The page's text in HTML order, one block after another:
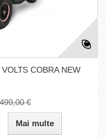
COBRA NEW
499,00 €
Mai multe